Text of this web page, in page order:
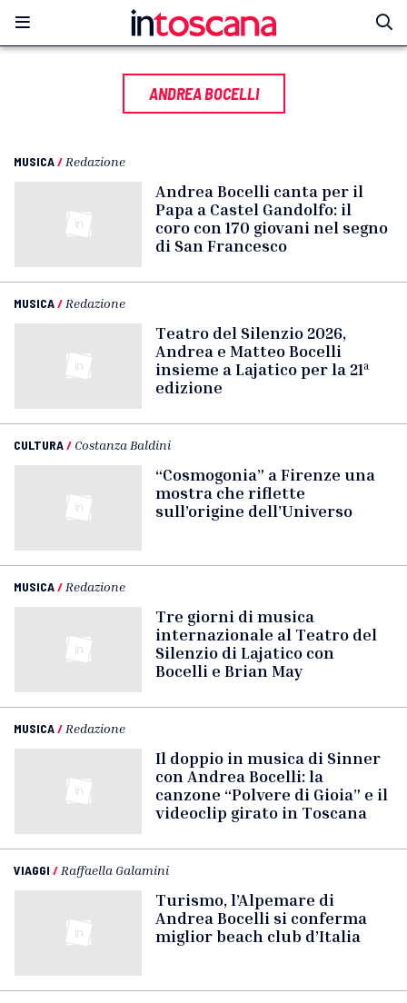
ANDREA BOCELLI
MUSICA/ Redazione
Andrea Bocelli canta per il
Papa a Castel Gandolfo: il
coro con 170 giovani nel segno
di San Francesco
MUSICA/ Redazione
Teatro del Silenzio 2026,
Andrea e Matteo Bocelli
insieme a Lajatico per la 21ª
edizione
CULTURA/ Costanza Baldini
“Cosmogonia” a Firenze una
mostra che riflette
sull’origine dell’Universo
MUSICA/ Redazione
Tre giorni di musica
internazionale al Teatro del
Silenzio di Lajatico con
Bocelli e Brian May
MUSICA/ Redazione
Il doppio in musica di Sinner
con Andrea Bocelli: la
canzone “Polvere di Gioia” e il
videoclip girato in Toscana
VIAGGI / Raffaella Galamini
Turismo, l’Alpemare di
Andrea Bocelli si conferma
miglior beach club d’Italia